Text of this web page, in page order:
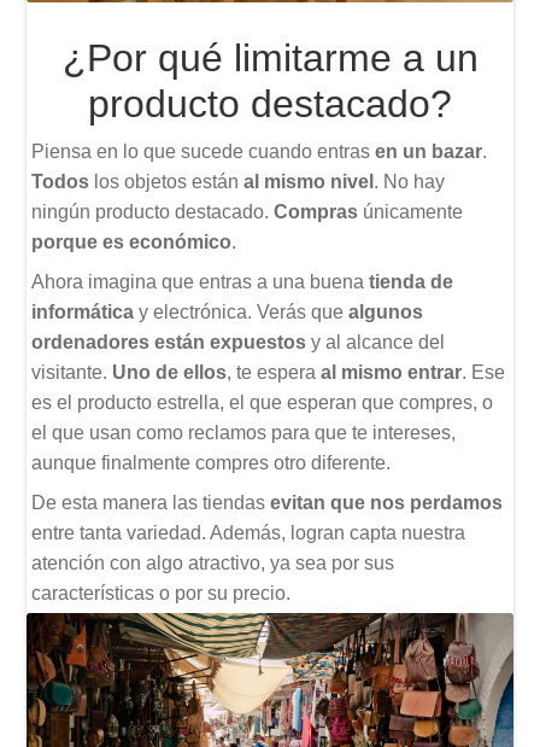
¿Por qué limitarme a un
producto destacado?
Piensa en lo que sucede cuando entrasen un bazar.
Todos los objetos estánal mismo nivel . No hay
ningún producto destacado.Compras únicamente
porque es económico.
Ahora imagina que entras a una buenatienda de
informática y electrónica. Verás quealgunos
ordenadores están expuestos y al alcance del
visitante. Uno de ellos, te esperaal mismo entrar. Ese
es el producto estrella, el que esperan que compres, o
el que usan como reclamos para que te intereses,
aunque finalmente compres otro diferente.
De esta manera las tiendasevitan que nos perdamos
entre tanta variedad. Además, logran capta nuestra
atención con algo atractivo, ya sea por sus
características o por su precio.